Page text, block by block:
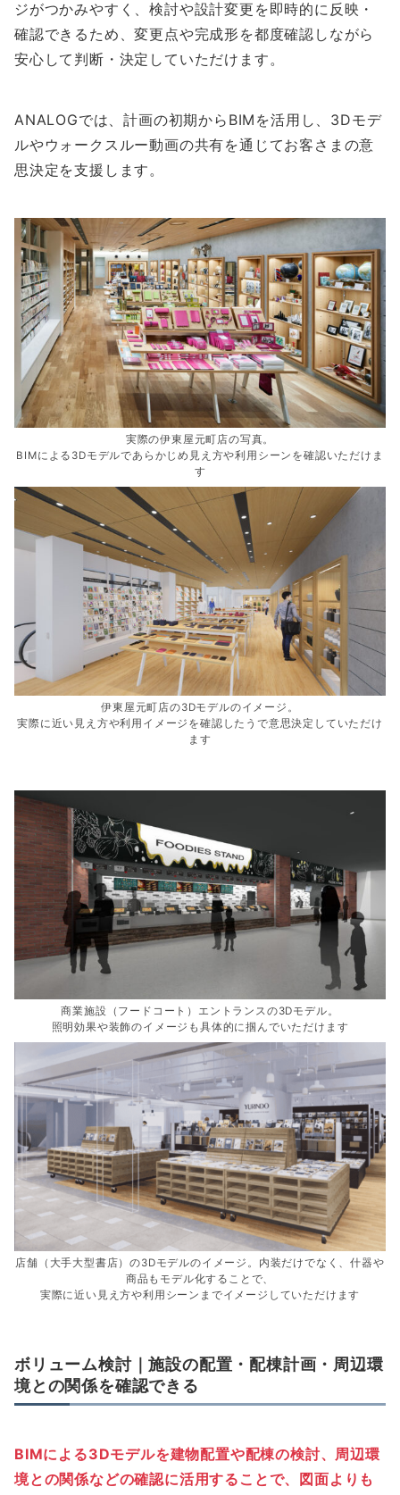
ジがつかみやすく、検討や設計変更を即時的に反映・
確認できるため、変更点や完成形を都度確認しながら
安心して判断・決定していただけます。
ANALOGでは、計画の初期からBIMを活用し、3Dモデ
ルやウォークスルー動画の共有を通じてお客さまの意
思決定を支援します。
実際の伊東屋元町店の写真。
BIMによる3Dモデルであらかじめ見え方や利用シーンを確認いただけま
す
伊東屋元町店の3Dモデルのイメージ。
実際に近い見え方や利用イメージを確認したうで意思決定していただけ
ます
商業施設（フードコート）エントランスの3Dモデル。
照明効果や装飾のイメージも具体的に掴んでいただけます
店舗（大手大型書店）の3Dモデルのイメージ。内装だけでなく、什器や
商品もモデル化することで、
実際に近い見え方や利用シーンまでイメージしていただけます
ボリューム検討｜施設の配置・配棟計画・周辺環
境との関係を確認できる
BIMによる3Dモデルを建物配置や配棟の検討、周辺環
境との関係などの確認に活用することで、図面よりも